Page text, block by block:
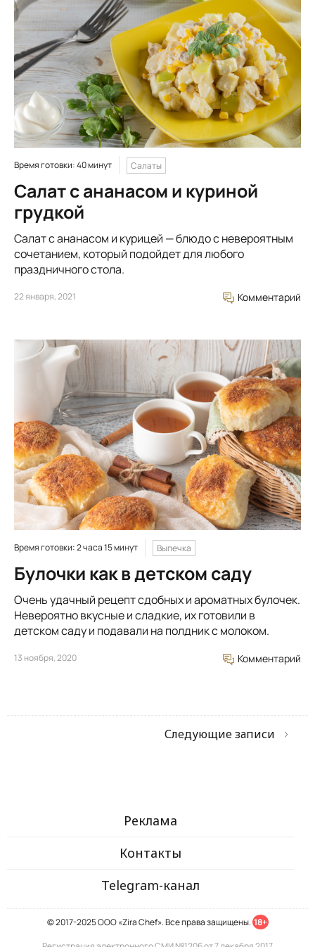
Время готовки: 40 минут Салаты
Салат с ананасом и куриной
грудкой
Салат с ананасом и курицей — блюдо с невероятным
сочетанием, который подойдет для любого
праздничного стола.
22 января, 2021 Комментарий
Время готовки: 2 часа 15 минут Выпечка
Булочки как в детском саду
Очень удачный рецепт сдобных и ароматных булочек.
Невероятно вкусные и сладкие, их готовили в
детском саду и подавали на полдник с молоком.
13 ноября, 2020 Комментарий
Следующие записи
Реклама
Контакты
Telegram-канал
© 2017-2025 ООО «Zira Chef». Все права защищены. 18+